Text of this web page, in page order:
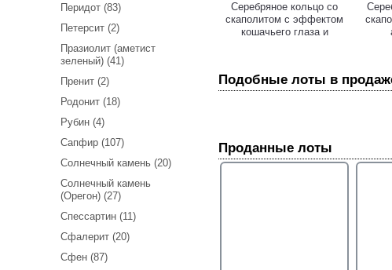
Перидот (83)
Петерсит (2)
Празиолит (аметист
зеленый) (41)
Пренит (2)
Родонит (18)
Рубин (4)
Сапфир (107)
Солнечный камень (20)
Солнечный камень
(Орегон) (27)
Спессартин (11)
Сфалерит (20)
Сфен (87)
Серебряное кольцо cо
кошачьего глаза 7,62
карата и аметистами!
Серебряное кольцо cо
скаполитом с эффектом
кошачьего глаза и
Подобные лоты в
Проданные лоты